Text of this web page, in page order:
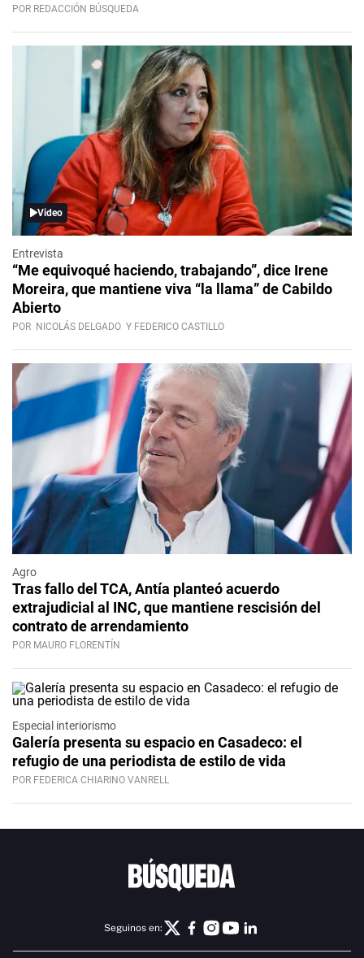
POR REDACCIÓN BÚSQUEDA
Video
Entrevista
“Me equivoqué haciendo, trabajando”, dice Irene
Moreira, que mantiene viva “la llama” de Cabildo
Abierto
POR NICOLÁS DELGADO Y FEDERICO CASTILLO
Agro
Tras fallo del TCA, Antía planteó acuerdo
extrajudicial al INC, que mantiene rescisión del
contrato de arrendamiento
POR MAURO FLORENTÍN
Especial interiorismo
Galería presenta su espacio en Casadeco: el
refugio de una periodista de estilo de vida
POR FEDERICA CHIARINO VANRELL
Seguinos en: